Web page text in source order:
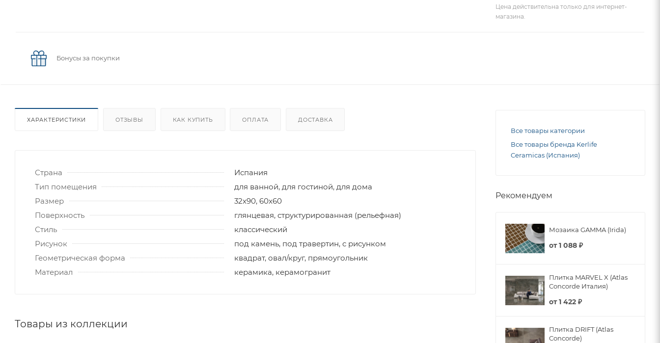
Цена действительна только для интернет-
магазина.
Бонусы за покупки
ХАРАКТЕРИСТИКИ ОТЗЫВЫ КАК КУПИТЬ ОПЛАТА ДОСТАВКА
Страна
Испания
Тип помещения
для ванной, для гостиной, для дома
Размер
32x90, 60x60
Поверхность
глянцевая, структурированная (рельефная)
Стиль
классический
Рисунок
под камень, под травертин, с рисунком
Геометрическая форма
квадрат, овал/круг, прямоугольник
Материал
керамика, керамогранит
Товары из коллекции
Все товары категории
Все товары бренда Kerlife
Ceramicas (Испания)
Рекомендуем
Мозаика GAMMA (Irida)
от1 088 ₽
Плитка MARVEL X (Atlas
Concorde Италия)
от1 422 ₽
Плитка DRIFT (Atlas
Concorde)